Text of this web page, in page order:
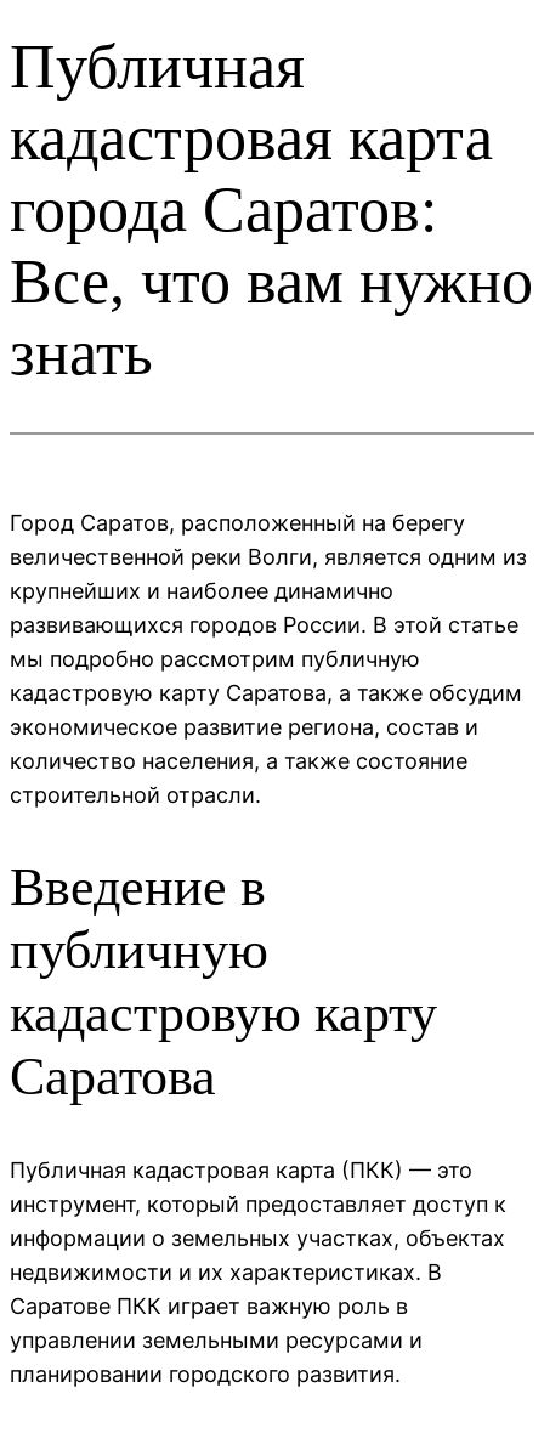
Публичная
кадастровая карта
города Саратов:
Все, что вам нужно
знать
Город Саратов, расположенный на берегу
величественной реки Волги, является одним из
крупнейших и наиболее динамично
развивающихся городов России. В этой статье
мы подробно рассмотрим публичную
кадастровую карту Саратова, а также обсудим
экономическое развитие региона, состав и
количество населения, а также состояние
строительной отрасли.
Введение в
публичную
кадастровую карту
Саратова
Публичная кадастровая карта (ПКК) — это
инструмент, который предоставляет доступ к
информации о земельных участках, объектах
недвижимости и их характеристиках. В
Саратове ПКК играет важную роль в
управлении земельными ресурсами и
планировании городского развития.